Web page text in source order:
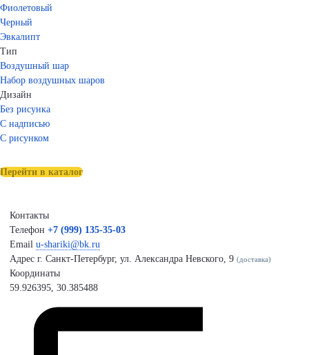
Фиолетовый
Черный
Эвкалипт
Тип
Воздушный шар
Набор воздушных шаров
Дизайн
Без рисунка
С надписью
С рисунком
Перейти в каталог
Контакты
Телефон +7 (999) 135-35-03
Email u-shariki@bk.ru
Адрес г. Санкт-Петербург, ул. Александра Невского, 9 (доставка)
Координаты
59.926395, 30.385488